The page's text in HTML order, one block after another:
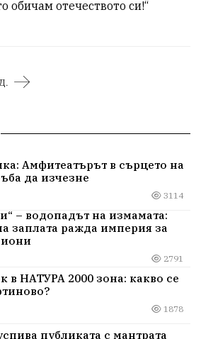
обичам отечеството си!“
Амфитеатърът в сърцето на
да изчезне
3114
– водопадът на измамата:
заплата ражда империя за
2791
в НАТУРА 2000 зона: какво се
1878
публиката с мантрата